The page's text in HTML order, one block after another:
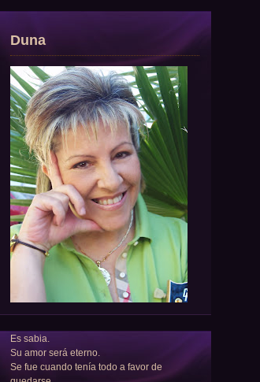
Duna
Es sabia.
Su amor será eterno.
Se fue cuando tenía todo a favor de